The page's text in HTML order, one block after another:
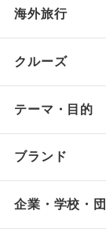
海外旅行
クルーズ
テーマ・目的
ブランド
企業・学校・